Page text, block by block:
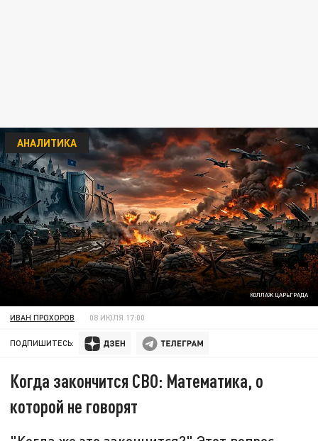
КОЛЛАЖ ЦАРЬГРАДА
АНАЛИТИКА
ИВАН ПРОХОРОВ 08 ИЮЛЯ 17:00
ПОДПИШИТЕСЬ:
Когда закончится СВО: Математика, о
которой не говорят